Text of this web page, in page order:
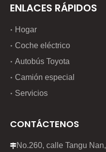
ENLACES RÁPIDOS
Hogar
Coche eléctrico
Autobús Toyota
Camión especial
Servicios
CONTÁCTENOS
No.260, calle Tangu